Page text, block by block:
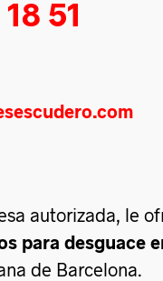
51
autorizada, le
para desguace
de Barcelona.